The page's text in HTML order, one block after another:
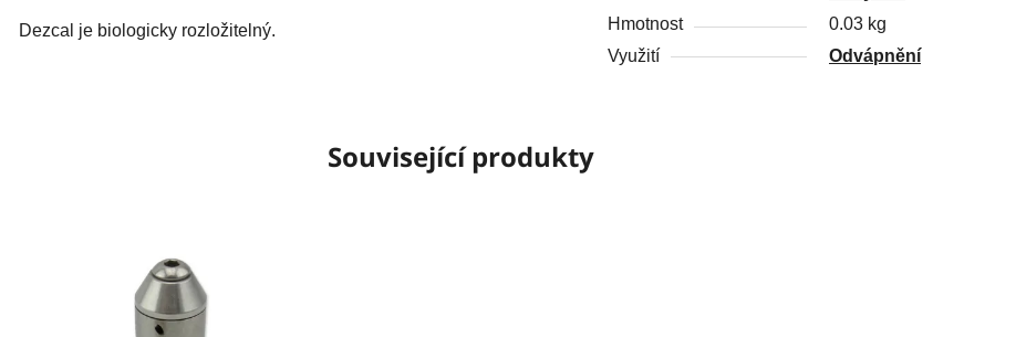
Dezcal je biologicky rozložitelný.
Hmotnost
0.03 kg
Využití
Odvápnění
Související produkty